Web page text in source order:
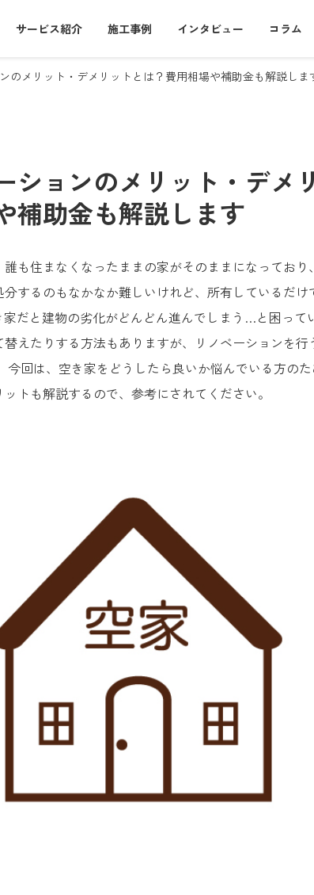
サービス紹介 施工事例 インタビュー コラム
のメリット・デメリットとは？費用相場や補助金も解説しま
ションのメリット・デメ
補助金も解説します
も住まなくなったままの家がそのままになってお
するのもなかなか難しいけれど、所有しているだ
だと建物の劣化がどんどん進んでしまう…と困って
えたりする方法もありますが、リノベーションを
今回は、空き家をどうしたら良いか悩んでいる方の
トも解説するので、参考にされてください。